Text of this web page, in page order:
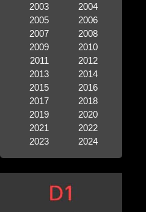
2003
2004
2005
2006
2007
2008
2009
2010
2011
2012
2013
2014
2015
2016
2017
2018
2019
2020
2021
2022
2023
2024